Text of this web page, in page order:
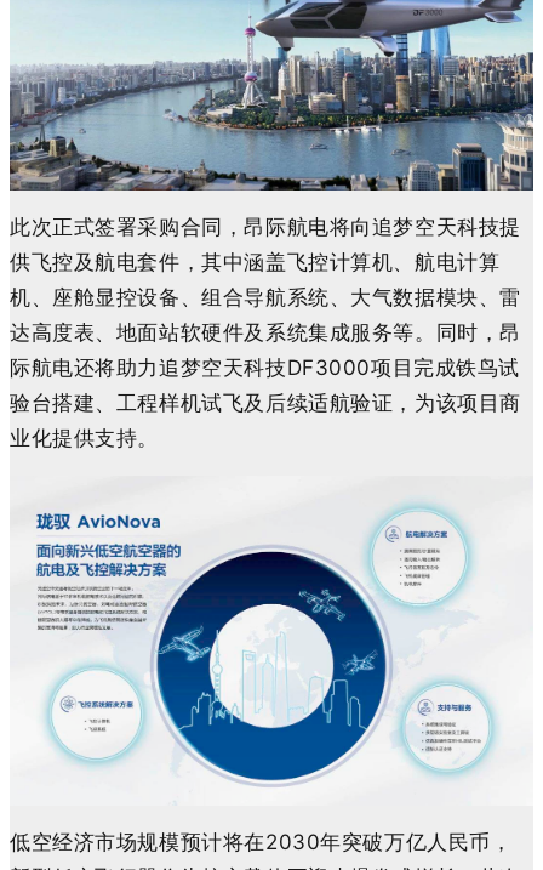
此次正式签署采购合同，昂际航电将向追梦空天科技提
供飞控及航电套件，其中涵盖飞控计算机、航电计算
机、座舱显控设备、组合导航系统、大气数据模块、雷
达高度表、地面站软硬件及系统集成服务等。
同时，昂
际航电还将助力追梦空天科技DF3000项目完成铁鸟试
验台搭建、工程样机试飞及后续适航验证 ，为该项目商
业化提供支持。
低空经济市场规模预计将在2030年突破万亿人民币，